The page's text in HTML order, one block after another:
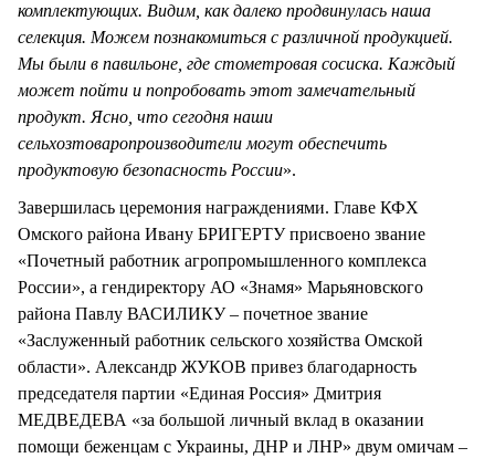
комплектующих. Видим, как далеко продвинулась наша
селекция. Можем познакомиться с различной продукцией.
Мы были в павильоне, где стометровая сосиска. Каждый
может пойти и попробовать этот замечательный
продукт. Ясно, что сегодня наши
сельхозтоваропроизводители могут обеспечить
продуктовую безопасность России».
Завершилась церемония награждениями. Главе КФХ
Омского района Ивану БРИГЕРТУ присвоено звание
«Почетный работник агропромышленного комплекса
России», а гендиректору АО «Знамя» Марьяновского
района Павлу ВАСИЛИКУ – почетное звание
«Заслуженный работник сельского хозяйства Омской
области». Александр ЖУКОВ привез благодарность
председателя партии «Единая Россия» Дмитрия
МЕДВЕДЕВА «за большой личный вклад в оказании
помощи беженцам с Украины, ДНР и ЛНР» двум омичам –